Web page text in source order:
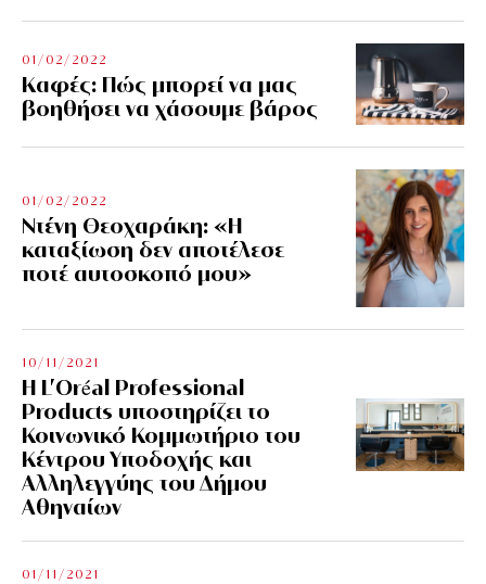
01/02/2022
Kαφές: Πώς μπορεί να μας
βοηθήσει να χάσουμε βάρος
01/02/2022
Ντένη Θεοχαράκη: «Η
καταξίωση δεν αποτέλεσε
ποτέ αυτοσκοπό μου»
10/11/2021
Η L’Οréal Professional
Products υποστηρίζει το
Κοινωνικό Κομμωτήριο του
Κέντρου Υποδοχής και
Αλληλεγγύης του Δήμου
Αθηναίων
01/11/2021